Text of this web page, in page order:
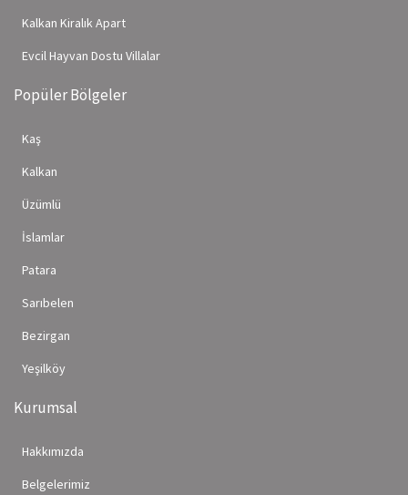
Kalkan Kiralık Apart
Evcil Hayvan Dostu Villalar
Popüler Bölgeler
Kaş
Kalkan
Üzümlü
İslamlar
Patara
Sarıbelen
Bezirgan
Yeşilköy
Kurumsal
Hakkımızda
Belgelerimiz